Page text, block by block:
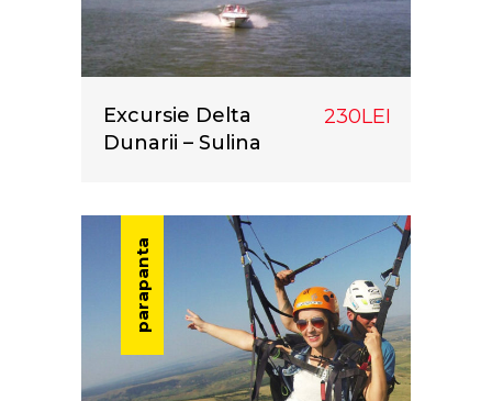
Excursie Delta
Dunarii – Sulina
230LEI
parapanta